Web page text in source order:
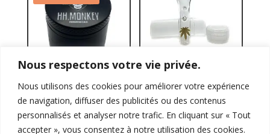
Nous respectons votre vie privée.
Nous utilisons des cookies pour améliorer votre expérience
de navigation, diffuser des publicités ou des contenus
personnalisés et analyser notre trafic. En cliquant sur « Tout
accepter », vous consentez à notre utilisation des cookies.
Grinder métal HH.MONKEY
PROMO 5,00 €
Filtres en verre
réutilisable
À partir de 1€/filtre